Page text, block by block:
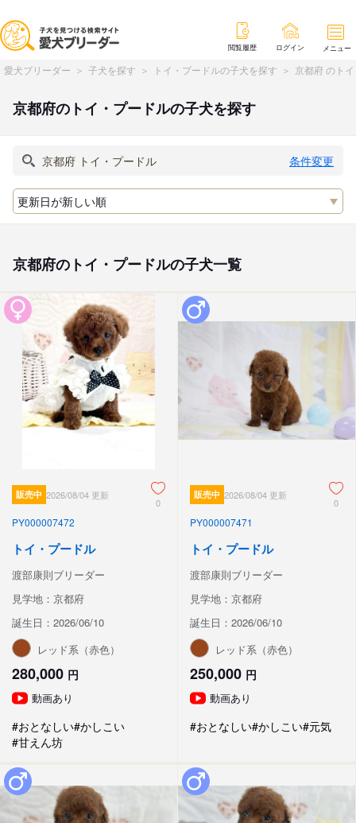
閲覧履歴 ログイン メニュー
愛犬ブリーダー 子犬を探す トイ・プードルの子犬を探す 京都府 のト
京都府のトイ・プードルの子犬を探す
条件変更
京都府のトイ・プードルの子犬一覧
販売中 2026/08/04 更新
0
PY000007472
トイ・プードル
渡部康則ブリーダー
見学地：京都府
誕生日：2026/06/10
レッド系（赤色）
280,000 円
動画あり
#おとなしい#かしこい
#甘えん坊
販売中 2026/08/04 更新
0
PY000007471
トイ・プードル
渡部康則ブリーダー
見学地：京都府
誕生日：2026/06/10
レッド系（赤色）
250,000 円
動画あり
#おとなしい#かしこい#元気